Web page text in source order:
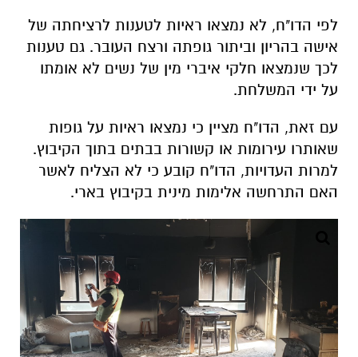
לפי הדו"ח, לא נמצאו ראיות לטענות לרציחתה של
אישה בהריון וביתור גופתה ורצח העובר. גם טענות
לכך שנמצאו חלקי איברי מין של נשים לא אומתו
על ידי המשלחת.
עם זאת, הדו"ח מציין כי נמצאו ראיות על גופות
שאותרו עירומות או קשורות בבתים בתוך הקיבוץ.
למרות העדויות, הדו"ח קובע כי לא הצליח לאשר
האם התרחשה אלימות מינית בקיבוץ בארי.